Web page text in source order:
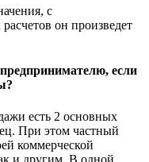
с
он произведет
если
есть 2 основных
При этом частный
коммерческой
и другим. В одной